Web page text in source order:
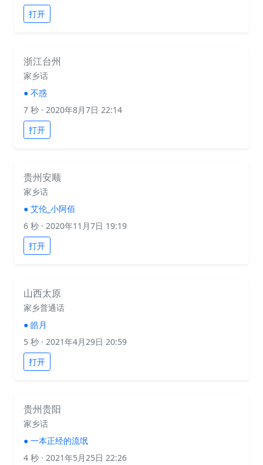
打开
浙江台州
家乡话
● 不惑
7 秒 · 2020年8月7日 22:14
打开
贵州安顺
家乡话
● 艾伦_小阿佰
6 秒 · 2020年11月7日 19:19
打开
山西太原
家乡普通话
● 皓月
5 秒 · 2021年4月29日 20:59
打开
贵州贵阳
家乡话
● 一本正经的流氓
4 秒 · 2021年5月25日 22:26